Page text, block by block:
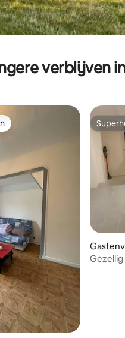
verblijven
112 recensies